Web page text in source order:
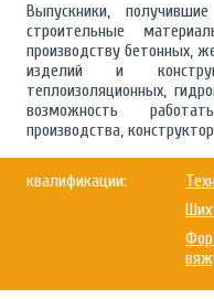
Выпускники,
строительные
производству бетонных,
изделий и
теплоизоляционных,
возможность
производства,
квалификации: